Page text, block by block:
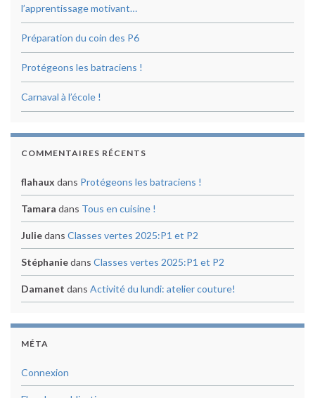
l’apprentissage motivant…
Préparation du coin des P6
Protégeons les batraciens !
Carnaval à l’école !
COMMENTAIRES RÉCENTS
flahaux dans Protégeons les batraciens !
Tamara dans Tous en cuisine !
Juliedans Classes vertes 2025:P1 et P2
Stéphaniedans Classes vertes 2025:P1 et P2
Damanet dans Activité du lundi: atelier couture!
MÉTA
Connexion